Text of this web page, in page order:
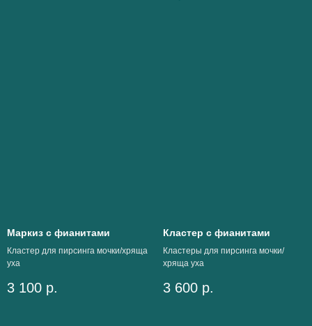
Маркиз с фианитами
Кластер для пирсинга мочки/хряща
уха
3 100 р.
Кластер с фианитами
Кластеры для пирсинга мочки/
хряща уха
3 600 р.